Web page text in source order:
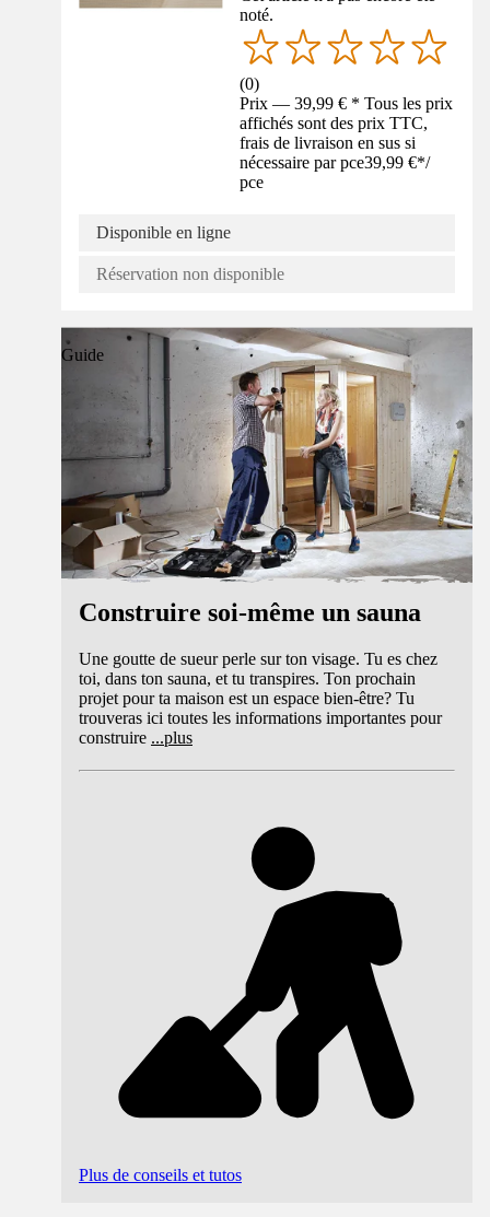
noté.
(0)
Prix — 39,99 € * Tous les prix
affichés sont des prix TTC,
frais de livraison en sus si
nécessaire par pce39,99 €*/
pce
Disponible en ligne
Réservation non disponible
Guide
Construire soi-même un sauna
Une goutte de sueur perle sur ton visage. Tu es chez
toi, dans ton sauna, et tu transpires. Ton prochain
projet pour ta maison est un espace bien-être? Tu
trouveras ici toutes les informations importantes pour
construire ...plus
Plus de conseils et tutos